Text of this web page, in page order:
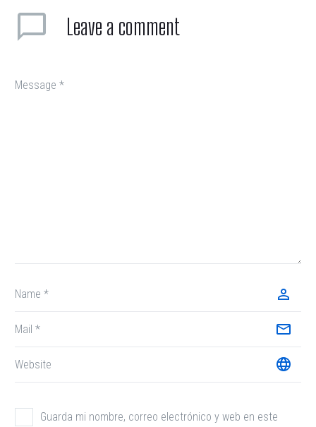
Leave a comment
Guarda mi nombre, correo electrónico y web en este